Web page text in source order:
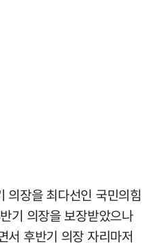
의장을 최다선인 국민의힘
기 의장을 보장받았으나
서 후반기 의장 자리마저